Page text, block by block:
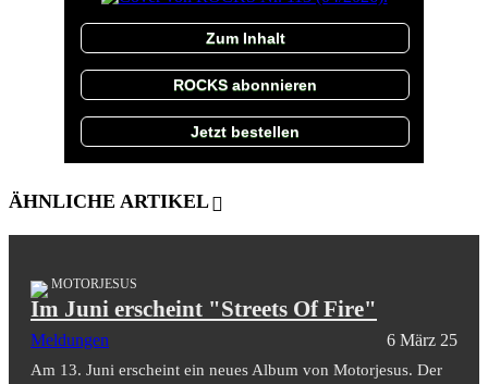
Zum Inhalt
ROCKS abonnieren
Jetzt bestellen
ÄHNLICHE ARTIKEL
MOTORJESUS
Im Juni erscheint "Streets Of Fire"
Meldungen 6 März 25
Am 13. Juni erscheint ein neues Album von Motorjesus. Der